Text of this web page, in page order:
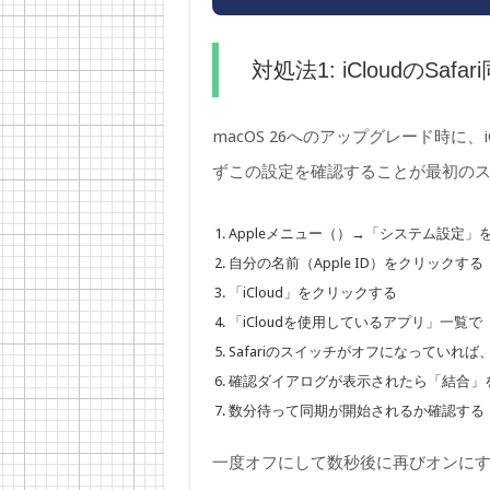
対処法1: iCloudの
macOS 26へのアップグレード時に
ずこの設定を確認することが最初の
Appleメニュー（）→「システム設定」
自分の名前（Apple ID）をクリックする
「iCloud」をクリックする
「iCloudを使用しているアプリ」一覧で
Safariのスイッチがオフになっていれば
確認ダイアログが表示されたら「結合」
数分待って同期が開始されるか確認する
一度オフにして数秒後に再びオンに